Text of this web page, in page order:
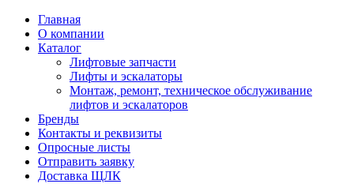
Главная
О компании
Каталог
Лифтовые запчасти
Лифты и эскалаторы
Монтаж, ремонт, техническое обслуживание
лифтов и эскалаторов
Бренды
Контакты и реквизиты
Опросные листы
Отправить заявку
Доставка ЩЛК